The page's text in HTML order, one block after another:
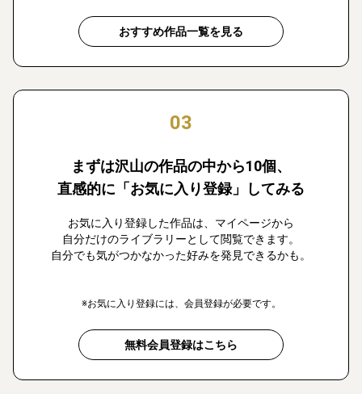
おすすめ作品一覧を見る
03
まずは沢山の作品の中から10個、
直感的に「お気に入り登録」してみる
お気に入り登録した作品は、マイページから
自分だけのライブラリーとして閲覧できます。
自分でも気がつかなかった好みを発見できるかも。
※お気に入り登録には、会員登録が必要です。
無料会員登録はこちら